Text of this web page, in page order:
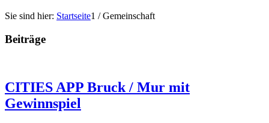
Sie sind hier: Startseite1 / Gemeinschaft
Beiträge
CITIES APP Bruck / Mur mit
Gewinnspiel